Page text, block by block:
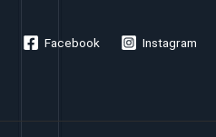
Facebook Instagram